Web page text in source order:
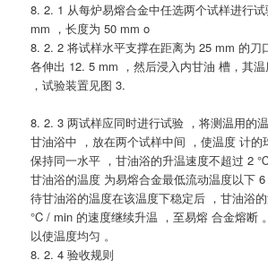
8. 2. 1 从每炉易熔合金中任选两个试样进行
mm ，长度为 50 mm o
8. 2. 2 将试样水平支撑在距离为 25 mm 的刀
各伸出 12. 5 mm ，然后浸入内甘油 槽，其
，试验装置见图 3.
8. 2. 3 两试样应同时进行试验 ，将测温用的
甘油浴中 ，放在两个试样中间 ，使温度 计的
保持同一水平 ，甘油浴的升温速度不超过 2
甘油浴的温度 为易熔合金最低流动温度以下 6
待甘油浴的温度在该温度下稳定后 ，甘油浴
°C / min 的速度继续升温 ，至易熔 合金熔断
以使温度均匀 。
8. 2. 4 验收规则